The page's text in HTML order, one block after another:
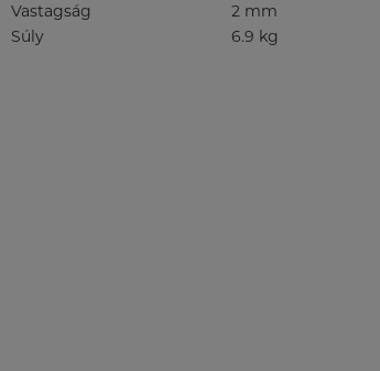
Vastagság
2 mm
Súly
6.9 kg